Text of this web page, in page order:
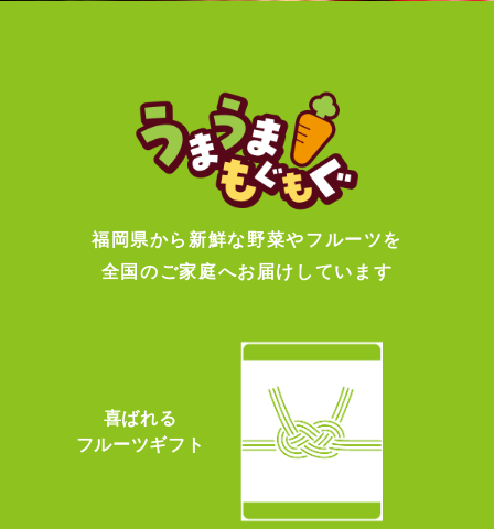
福岡県から新鮮な野菜やフルーツを
全国のご家庭へお届けしています
喜ばれる
フルーツギフト